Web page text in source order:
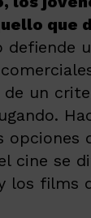
que
defiende
un
opciones
cine se
los films